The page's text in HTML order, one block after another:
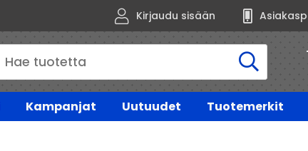
Kirjaudu sisään
Kampanjat Uutuudet Tuotemerkit